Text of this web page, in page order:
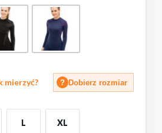
mierzyć? ? Dobierz rozmiar
L XL